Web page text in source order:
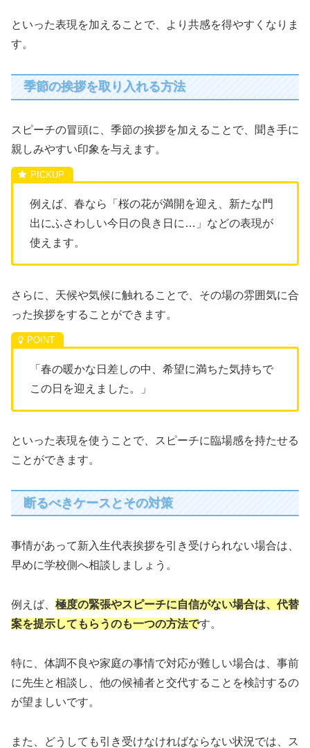
といった表現を加えることで、より共感を得やすくなりま
す。
季節の挨拶を取り入れる方法
スピーチの冒頭に、季節の挨拶を加えることで、聞き手に
親しみやすい印象を与えます。
例えば、春なら「桜の花が満開を迎え、新たな門
出にふさわしい今日の良き日に…」などの表現が
使えます。
さらに、天候や気候に触れることで、その場の雰囲気に合
った挨拶をすることができます。
「春の暖かな日差しの中、希望に満ちた気持ちで
この日を迎えました。」
といった表現を使うことで、スピーチに臨場感を持たせる
ことができます。
断るべきケースとその対策
事情があって新入生代表挨拶を引き受けられない場合は、
早めに学校側へ相談しましょう。
例えば、 極度の緊張やスピーチに自信がない場合は、代替
案を提示してもらうのも一つの方法です。
特に、体調不良や家庭の事情で対応が難しい場合は、事前
に先生と相談し、他の候補者と交代することを検討するの
が望ましいです。
また、どうしても引き受けなければならない状況では、ス